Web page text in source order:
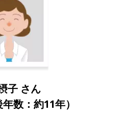
子 さん
数：約11年）